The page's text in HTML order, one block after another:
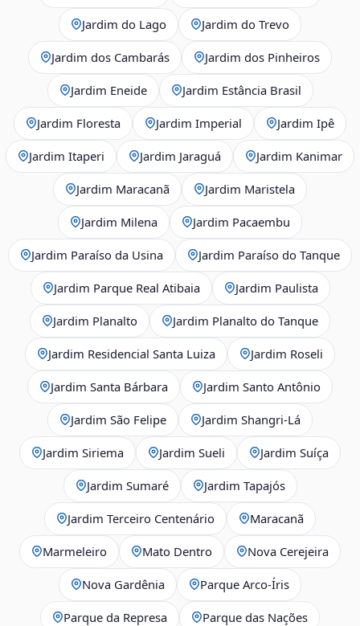
Jardim do Lago Jardim do Trevo
Jardim dos Cambarás Jardim dos Pinheiros
Jardim Eneide Jardim Estância Brasil
Jardim Floresta Jardim Imperial Jardim Ipê
Jardim Itaperi Jardim Jaraguá Jardim Kanimar
Jardim Maracanã Jardim Maristela
Jardim Milena Jardim Pacaembu
Jardim Paraíso da Usina Jardim Paraíso do Tanque
Jardim Parque Real Atibaia Jardim Paulista
Jardim Planalto Jardim Planalto do Tanque
Jardim Residencial Santa Luiza Jardim Roseli
Jardim Santa Bárbara Jardim Santo Antônio
Jardim São Felipe Jardim Shangri-Lá
Jardim Siriema Jardim Sueli Jardim Suíça
Jardim Sumaré Jardim Tapajós
Jardim Terceiro Centenário Maracanã
Marmeleiro Mato Dentro Nova Cerejeira
Nova Gardênia Parque Arco-Íris
Parque da Represa Parque das Nações